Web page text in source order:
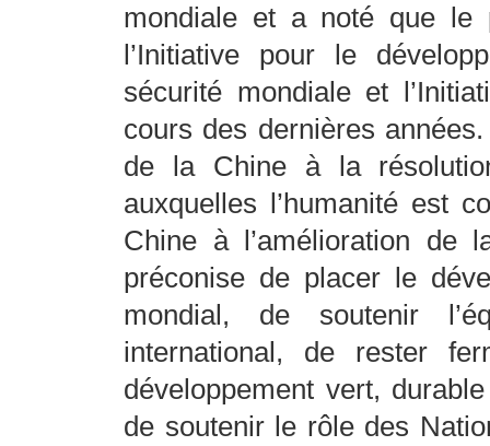
mondiale et a noté que le
l’Initiative pour le
sécurité mondiale et
cours des dernières
de la Chine à la
auxquelles l’humanité est
Chine à l’amélioration de
préconise de placer le
mondial, de soutenir
international, de rester
développement vert,
de soutenir le rôle des